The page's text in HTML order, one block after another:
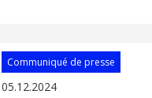
Communiqué de presse
05.12.2024